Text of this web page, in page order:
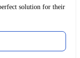
solution for their